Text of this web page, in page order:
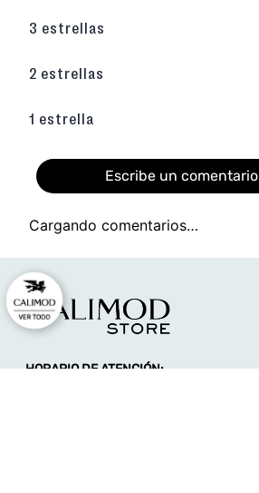
3 estrellas
2 estrellas
1 estrella
Escribe un comentario
Título
Cargando comentarios…
HORARIO DE ATENCIÓN: